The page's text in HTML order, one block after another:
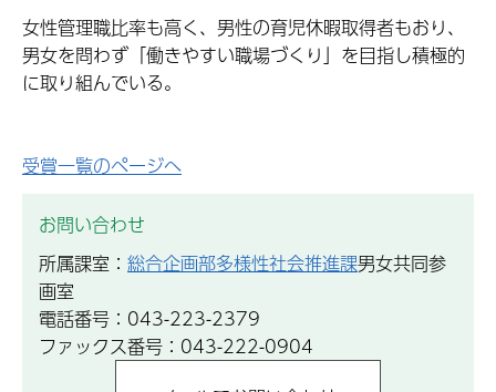
女性管理職比率も高く、男性の育児休暇取得者もおり、
男女を問わず「働きやすい職場づくり」を目指し積極的
に取り組んでいる。
受賞一覧のページへ
お問い合わせ
所属課室： 総合企画部多様性社会推進課男女共同参
画室
電話番号：043-223-2379
ファックス番号：043-222-0904